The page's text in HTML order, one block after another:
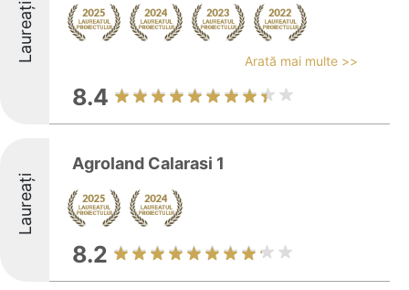
Laureați Arată mai multe >>
8.4
Laureați
Agroland Calarasi 1
8.2